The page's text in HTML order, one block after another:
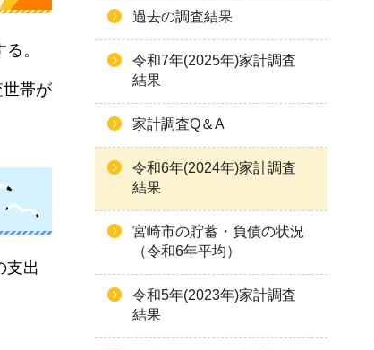
。
帯が
支出
過去の調査結果
令和7年(2025年)家計調査
結果
家計調査Q＆A
令和6年(2024年)家計調査
結果
宮崎市の貯蓄・負債の状況
（令和6年平均）
令和5年(2023年)家計調査
結果